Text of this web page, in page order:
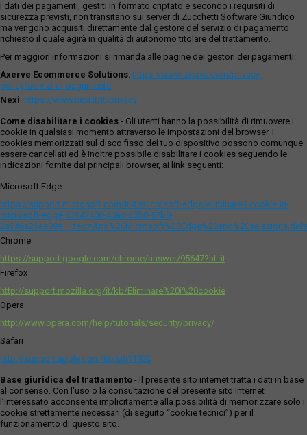
I dati dei pagamenti, gestiti in formato criptato e secondo i requisiti di
sicurezza previsti, non transitano sui server di Zucchetti Software Giuridico
ma vengono acquisiti direttamente dal gestore del servizio di pagamento
richiesto il quale agirà in qualità di autonomo titolare del trattamento.
Per maggiori informazioni si rimanda alle pagine dei gestori dei pagamenti:
Axerve Ecommerce Solutions: https://www.axerve.com/privacy-
policy/servizi-di-pagamento
Nexi: https://www.nexi.it/it/privacy
Come disabilitare i cookies - Gli utenti hanno la possibilità di rimuovere i
cookie in qualsiasi momento attraverso le impostazioni del browser. I
cookies memorizzati sul disco fisso del tuo dispositivo possono comunque
essere cancellati ed è inoltre possibile disabilitare i cookies seguendo le
indicazioni fornite dai principali browser, ai link seguenti:
Microsoft Edge
https://support.microsoft.com/it-it/microsoft-edge/eliminare-i-cookie-in-
microsoft-edge-63947406-40ac-c3b8-57b9-
Chrome
https://support.google.com/chrome/answer/95647?hl=it
Firefox
http://support.mozilla.org/it/kb/Eliminare%20i%20cookie
Opera
http://www.opera.com/help/tutorials/security/privacy/
Safari
http://support.apple.com/kb/ph11920
Base giuridica del trattamento - Il presente sito internet tratta i dati in base
al consenso. Con l'uso o la consultazione del presente sito internet
l’interessato acconsente implicitamente alla possibilità di memorizzare solo i
cookie strettamente necessari (di seguito “cookie tecnici”) per il
funzionamento di questo sito.